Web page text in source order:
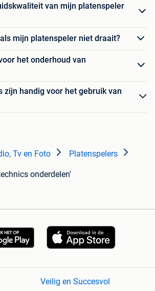
van mijn platenspeler
mijn platenspeler niet draait?
het onderhoud van
zijn handig voor het gebruik van
Tv en Foto Platenspelers
onderdelen'
Veilig en Succesvol